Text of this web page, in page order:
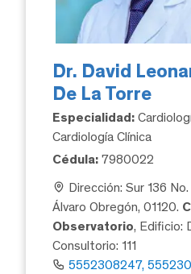
Dr. David
De La Torre
Especialidad:
Cardiología Clínica
Cédula: 7980022
Dirección: Sur 136
Álvaro Obregón, 01120.
Observatorio, Edificio:
Consultorio: 111
5552308247,